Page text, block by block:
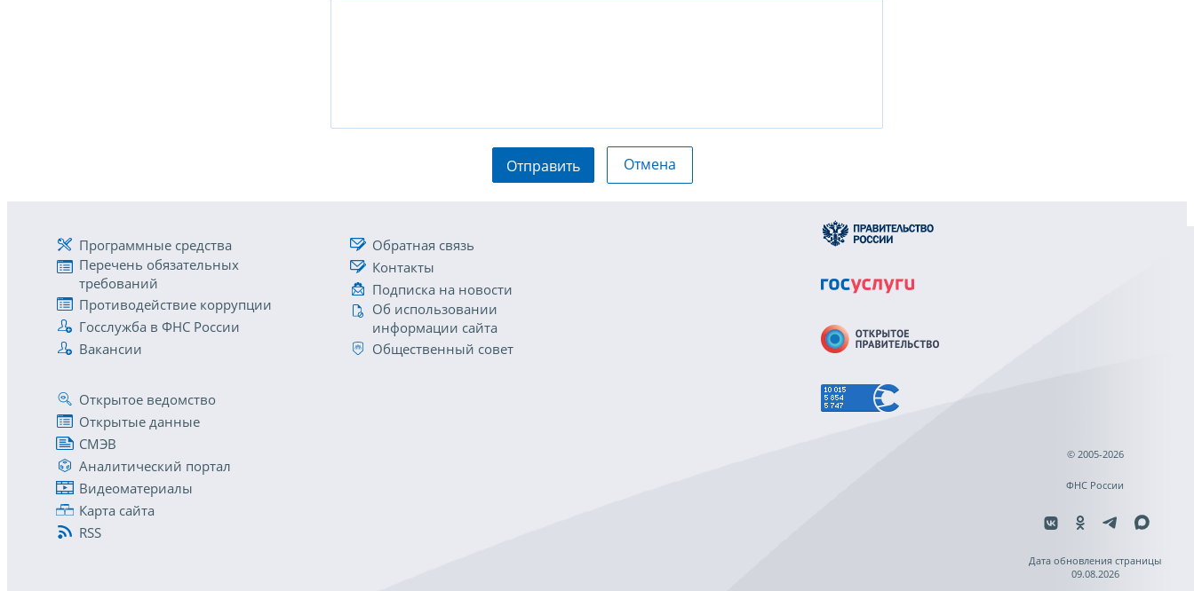
Отправить Отмена
Программные средства
Перечень обязательных
требований
Противодействие коррупции
Госслужба в ФНС России
Вакансии
Обратная связь
Контакты
Подписка на новости
Об использовании
информации сайта
Общественный совет
Открытое ведомство
Открытые данные
СМЭВ
Аналитический портал
Видеоматериалы
Карта сайта
RSS
© 2005-2026
ФНС России
Дата обновления страницы
09.08.2026